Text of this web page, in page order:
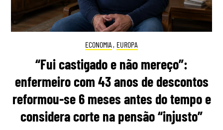
ECONOMIA , EUROPA
“Fui castigado e não mereço”:
enfermeiro com 43 anos de descontos
reformou-se 6 meses antes do tempo e
considera corte na pensão “injusto”